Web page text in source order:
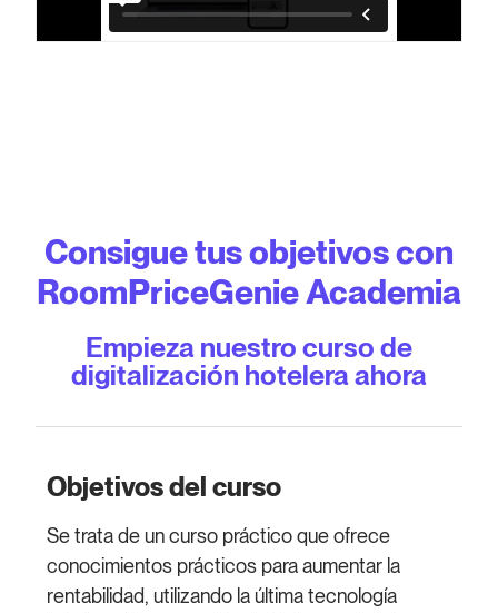
Consigue tus objetivos con
RoomPriceGenie Academia
Empieza nuestro curso de
digitalización hotelera ahora
Objetivos del curso
Se trata de un curso práctico que ofrece
conocimientos prácticos para aumentar la
rentabilidad, utilizando la última tecnología